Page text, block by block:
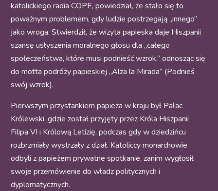
katolickiego radia COPE, powiedział, że stało się to
poważnym problemem, gdy ludzie postrzegają „innego”
jako wroga. Stwierdził, że wizyta papieska daje Hiszpanii
szansę usłyszenia moralnego głosu dla „całego
społeczeństwa, które musi podnieść wzrok,” odnosząc się
do motta podróży papieskiej „Alza la Mirada” (Podnieś
swój wzrok).
Pierwszym przystankiem papieża w kraju był Pałac
Królewski, gdzie został przyjęty przez Króla Hiszpanii
Filipa VI i Królową Letizię, podczas gdy w dziedzińcu
rozbrzmiały wystrzały z dział. Katoliccy monarchowie
odbyli z papieżem prywatne spotkanie, zanim wygłosił
swoje przemówienie do władz politycznych i
dyplomatycznych.